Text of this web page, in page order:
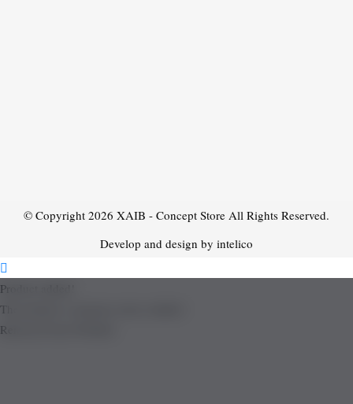
© Copyright 2026 XAIB - Concept Store All Rights Reserved.
Develop and design by intelico
Product added!
The product is already in the wishlist!
Removed from Wishlist